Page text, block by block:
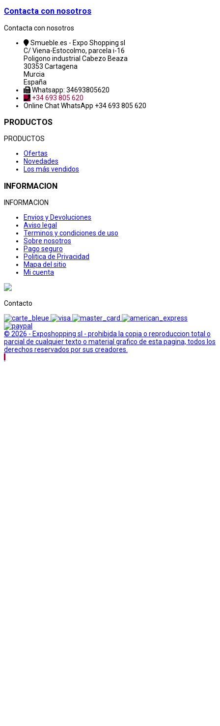
Contacta con nosotros
Contacta con nosotros
Smueble.es - Expo Shopping sl
C/ Viena-Estocolmo, parcela i-16
Poligono industrial Cabezo Beaza
30353 Cartagena
Murcia
España
Whatsapp: 34693805620
+34 693 805 620
Online ChatWhatsApp +34 693 805 620
PRODUCTOS
PRODUCTOS
Ofertas
Novedades
Los más vendidos
INFORMACION
INFORMACION
Envios y Devoluciones
Aviso legal
Terminos y condiciones de uso
Sobre nosotros
Pago seguro
Politica de Privacidad
Mapa del sitio
Mi cuenta
Contacto
© 2026 - Exposhopping sl - prohibida la copia o reproduccion total o
parcial de cualquier texto o material grafico de esta pagina, todos los
derechos reservados por sus creadores.